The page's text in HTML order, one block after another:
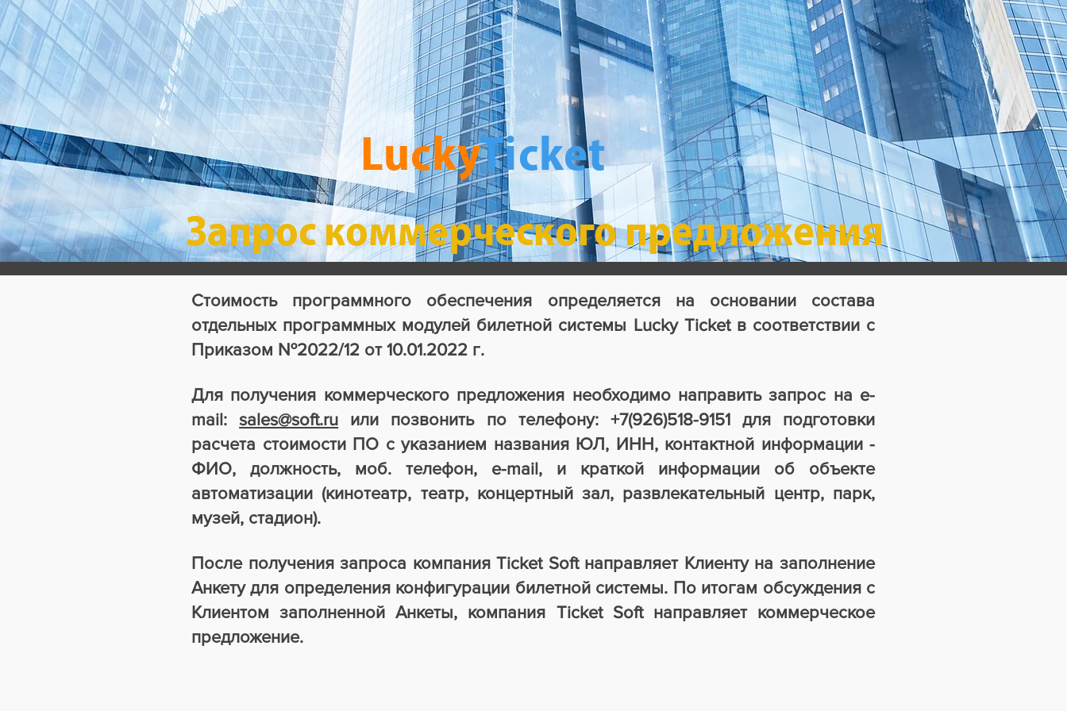
LuckyTicket
Запрос коммерческого предложения
Стоимость программного обеспечения определяется на основании состава
отдельных программных модулей билетной системы Lucky Ticket в соответствии с
Приказом №2022/12 от 10.01.2022 г.
Для получения коммерческого предложения необходимо направить запрос на e-
mail:sales@soft.ru или позвонить по телефону: +7(926)518-9151 для подготовки
расчета стоимости ПО с указанием названия ЮЛ, ИНН, контактной информации -
ФИО, должность, моб. телефон, e-mail, и краткой информации об объекте
автоматизации (кинотеатр, театр, концертный зал, развлекательный центр, парк,
музей, стадион).
После получения запроса компания Ticket Soft направляет Клиенту на заполнение
Анкету для определения конфигурации билетной системы. По итогам обсуждения с
Клиентом заполненной Анкеты, компания Ticket Soft направляет коммерческое
предложение.